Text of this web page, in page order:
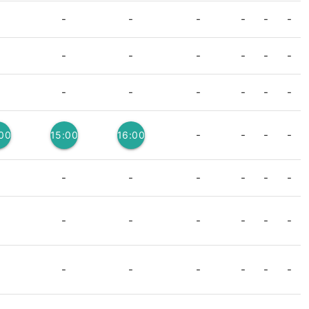
- - - - - -
- - - - - -
- - - - - -
15:00
3
16:00
3
- - - -
- - - - - -
- - - - - -
- - - - - -